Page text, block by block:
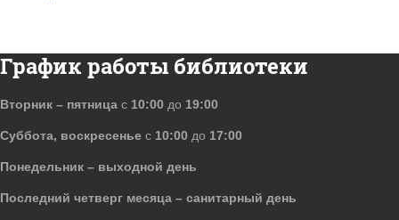
График работы библиотеки
Вторник – пятница с 10:00 до 19:00
Суббота, воскресенье с 10:00 до 17:00
Понедельник – выходной день
Последний четверг месяца – санитарный день